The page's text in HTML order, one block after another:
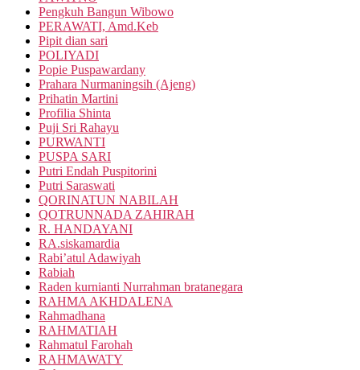
Pengkuh Bangun Wibowo
PERAWATI, Amd.Keb
Pipit dian sari
POLIYADI
Popie Puspawardany
Prahara Nurmaningsih (Ajeng)
Prihatin Martini
Profilia Shinta
Puji Sri Rahayu
PURWANTI
PUSPA SARI
Putri Endah Puspitorini
Putri Saraswati
QORINATUN NABILAH
QOTRUNNADA ZAHIRAH
R. HANDAYANI
RA.siskamardia
Rabi’atul Adawiyah
Rabiah
Raden kurnianti Nurrahman bratanegara
RAHMA AKHDALENA
Rahmadhana
RAHMATIAH
Rahmatul Farohah
RAHMAWATY